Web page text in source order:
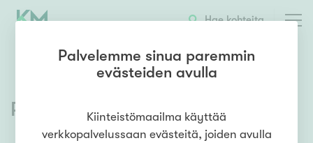
Hae kohteita
Pasijoentie 13,Karigasniemi
Palvelemme sinua paremmin
evästeiden avulla
Kiinteistömaailma käyttää
verkkopalvelussaan evästeitä, joiden avulla